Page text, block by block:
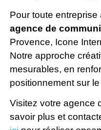
Pour toute entreprise
agence de
Provence, Icone
Notre approche
mesurables, en
positionnement sur
Visitez votre agence
savoir plus et